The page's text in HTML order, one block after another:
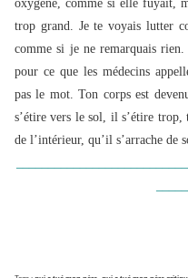
oxygène, comme si elle fuyait,
trop grand. Je te voyais lutter
comme si je ne remarquais
pour ce que les médecins
pas le mot. Ton corps est
s’étire vers le sol, il s’étire
de l’intérieur, qu’il s’arrache de